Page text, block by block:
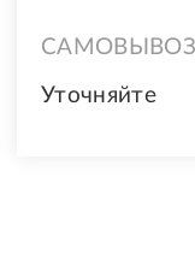
Уточняйте